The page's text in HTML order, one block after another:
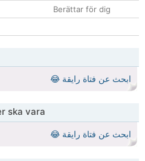
Berättar för dig
ابحث عن فتاة رايقة 😂
ska vara
ابحث عن فتاة رايقة 😂